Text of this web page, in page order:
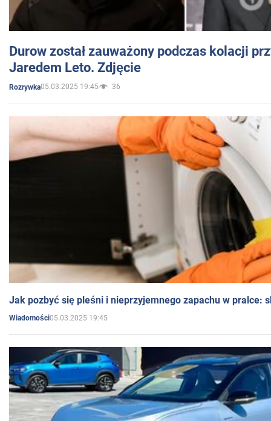
Durow został zauważony podczas kolacji
Jaredem Leto. Zdjęcie
Rozrywka05.03.2025 19:45 36
Jak pozbyć się pleśni i nieprzyjemnego zapachu w pralce:
Wiadomości05.03.2025 19:45